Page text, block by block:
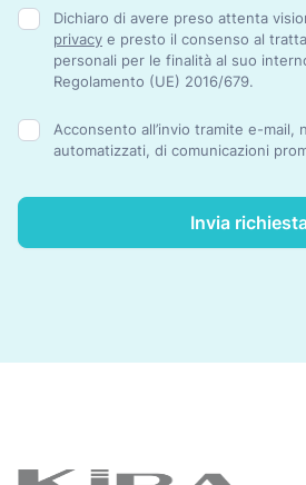
Dichiaro di avere preso attenta
privacy e presto il consenso al
personali per le finalità al suo
Regolamento (UE) 2016/679.
Acconsento all’invio tramite e-
automatizzati, di comunicazioni